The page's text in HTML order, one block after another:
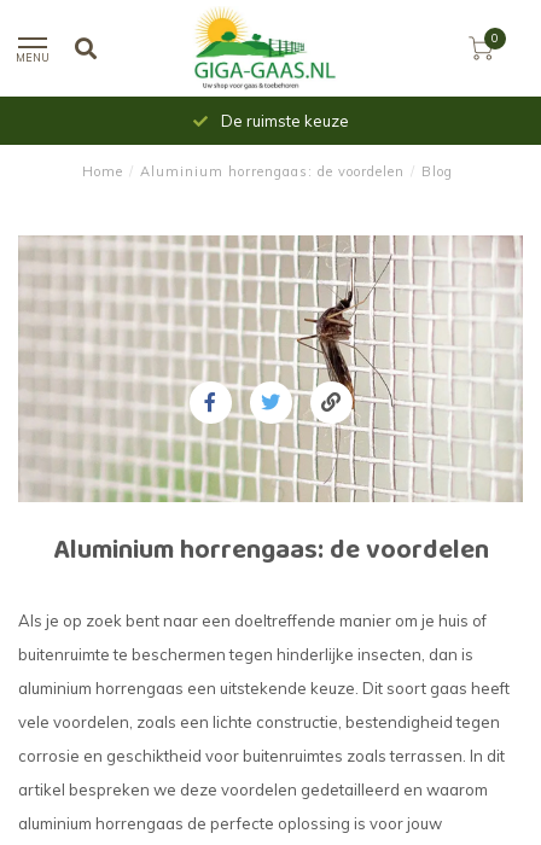
MENU
0
Uit voorraad leverbaar
Home / Aluminium horrengaas: de voordelen / Blog
Aluminium horrengaas: de voordelen
Als je op zoek bent naar een doeltreffende manier om je huis of
buitenruimte te beschermen tegen hinderlijke insecten, dan is
aluminium horrengaas een uitstekende keuze. Dit soort gaas heeft
vele voordelen, zoals een lichte constructie, bestendigheid tegen
corrosie en geschiktheid voor buitenruimtes zoals terrassen. In dit
artikel bespreken we deze voordelen gedetailleerd en waarom
aluminium horrengaas de perfecte oplossing is voor jouw